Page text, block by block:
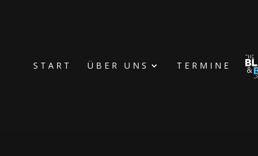
START ÜBER UNS TERMINE